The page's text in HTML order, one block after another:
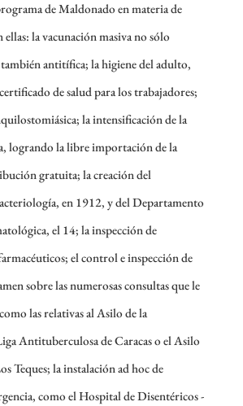
de Maldonado en materia de
la vacunación masiva no sólo
antitífica; la higiene del adulto,
de salud para los trabajadores;
la intensificación de la
logrando la libre importación de la
gratuita; la creación del
en 1912, y del Departamento
el 14; la inspección de
el control e inspección de
sobre las numerosas consultas que le
las relativas al Asilo de la
Antituberculosa de Caracas o el Asilo
Teques; la instalación ad hoc de
como el Hospital de Disentéricos -